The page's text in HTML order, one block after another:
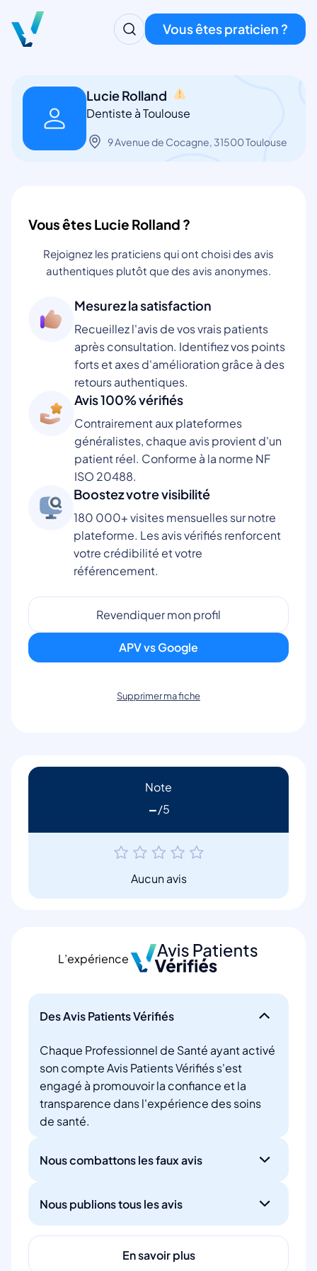
Vous êtes praticien ?
Lucie Rolland
Dentiste à Toulouse
9 Avenue de Cocagne, 31500 Toulouse
Vous êtes Lucie Rolland ?
Rejoignez les praticiens qui ont choisi des avis
authentiques plutôt que des avis anonymes.
Mesurez la satisfaction
Recueillez l'avis de vos vrais patients
après consultation. Identifiez vos points
forts et axes d'amélioration grâce à des
retours authentiques.
Avis 100% vérifiés
Contrairement aux plateformes
généralistes, chaque avis provient d'un
patient réel. Conforme à la norme NF
ISO 20488.
Boostez votre visibilité
180 000+ visites mensuelles sur notre
plateforme. Les avis vérifiés renforcent
votre crédibilité et votre
référencement.
Revendiquer mon profil
APV vs Google
Supprimer ma fiche
Note
-
Aucun avis
L’expérience
Des Avis Patients Vérifiés
Chaque Professionnel de Santé ayant activé
son compte Avis Patients Vérifiés s'est
engagé à promouvoir la confiance et la
transparence dans l'expérience des soins
de santé.
Nous combattons les faux avis
Nous publions tous les avis
En savoir plus